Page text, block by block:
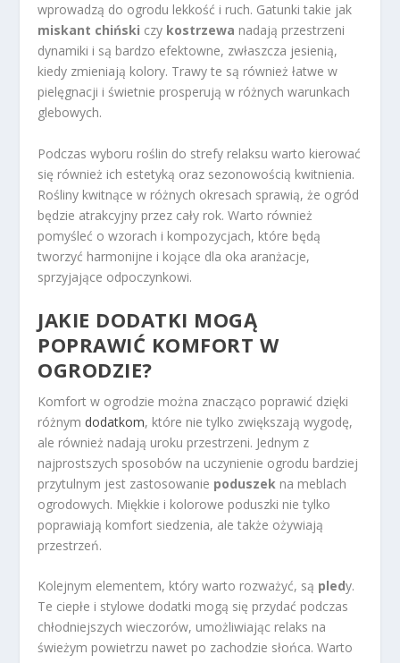
wprowadzą do ogrodu lekkość i ruch. Gatunki takie jak
miskant chiński czy kostrzewa nadają przestrzeni
dynamiki i są bardzo efektowne, zwłaszcza jesienią,
kiedy zmieniają kolory. Trawy te są również łatwe w
pielęgnacji i świetnie prosperują w różnych warunkach
glebowych.
Podczas wyboru roślin do strefy relaksu warto kierować
się również ich estetyką oraz sezonowością kwitnienia.
Rośliny kwitnące w różnych okresach sprawią, że ogród
będzie atrakcyjny przez cały rok. Warto również
pomyśleć o wzorach i kompozycjach, które będą
tworzyć harmonijne i kojące dla oka aranżacje,
sprzyjające odpoczynkowi.
JAKIE DODATKI MOGĄ
POPRAWIĆ KOMFORT W
OGRODZIE?
Komfort w ogrodzie można znacząco poprawić dzięki
różnym dodatkom, które nie tylko zwiększają wygodę,
ale również nadają uroku przestrzeni. Jednym z
najprostszych sposobów na uczynienie ogrodu bardziej
przytulnym jest zastosowanie poduszek na meblach
ogrodowych. Miękkie i kolorowe poduszki nie tylko
poprawiają komfort siedzenia, ale także ożywiają
przestrzeń.
Kolejnym elementem, który warto rozważyć, są pledy.
Te ciepłe i stylowe dodatki mogą się przydać podczas
chłodniejszych wieczorów, umożliwiając relaks na
świeżym powietrzu nawet po zachodzie słońca. Warto